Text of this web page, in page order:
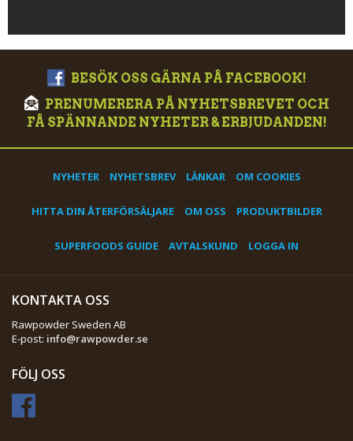
BESÖK OSS GÄRNA PÅ FACEBOOK!
PRENUMERERA PÅ NYHETSBREVET OCH
FÅ SPÄNNANDE NYHETER & ERBJUDANDEN!
NYHETER NYHETSBREV LÄNKAR OM COOKIES
HITTA DIN ÅTERFÖRSÄLJARE OM OSS PRODUKTBILDER
SUPERFOODS GUIDE AVTALSKUND LOGGA IN
KONTAKTA OSS
Rawpowder Sweden AB
E-post: info@rawpowder.se
FÖLJ OSS